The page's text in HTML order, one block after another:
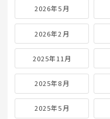
2026年5月
2026年2月
2025年11月
2025年8月
2025年5月